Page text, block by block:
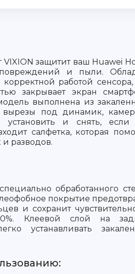
VIXION защитит ваш Huawei
и пыли.
работой сенсора,
закрывает экран
выполнена из
вырезы под динамик,
установить и снять, если
салфетка, которая
и разводов.
обработанного
покрытие
и сохранит
Клеевой слой на
устанавливать